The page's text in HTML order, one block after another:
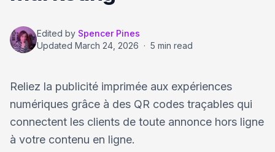
Edited by Spencer Pines
Updated March 24, 2026 · 5 min read
Reliez la publicité imprimée aux expériences
numériques grâce à des QR codes traçables qui
connectent les clients de toute annonce hors ligne
à votre contenu en ligne.